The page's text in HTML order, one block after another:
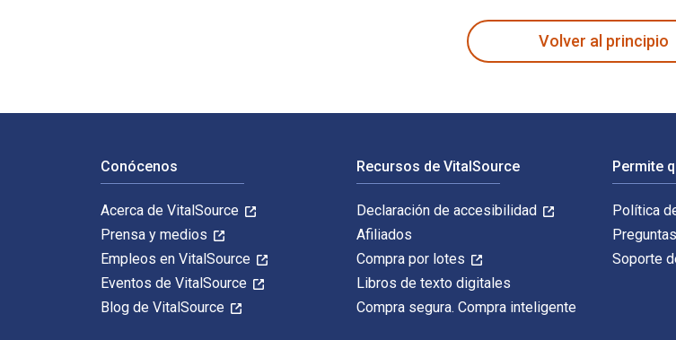
Volver al principio
Conócenos
Acerca de VitalSource
Prensa y medios
Empleos en VitalSource
Eventos de VitalSource
Blog de VitalSource
Recursos de VitalSource
Declaración de accesibilidad
Afiliados
Compra por lotes
Libros de texto digitales
Compra segura. Compra inteligente
Permite
Política
Soporte